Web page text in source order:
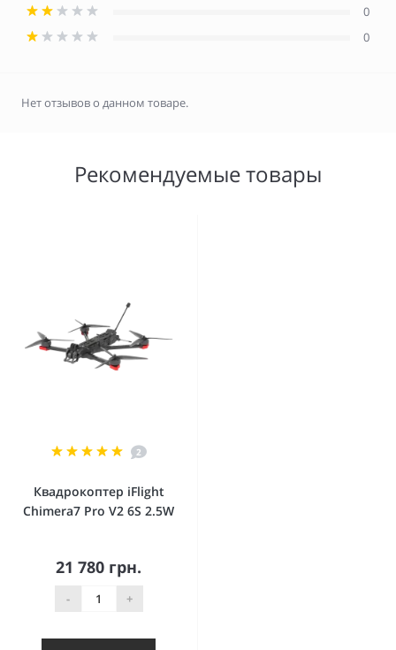
0
0
Нет отзывов о данном товаре.
Рекомендуемые товары
2
Квадрокоптер iFlight
Chimera7 Pro V2 6S 2.5W
21 780 грн.
- +